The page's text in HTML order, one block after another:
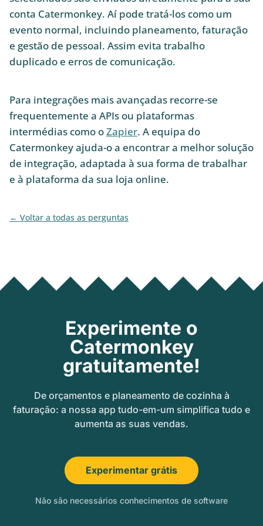
conta Catermonkey. Aí pode tratá-los como um
evento normal, incluindo planeamento, faturação
e gestão de pessoal. Assim evita trabalho
duplicado e erros de comunicação.
Para integrações mais avançadas recorre-se
frequentemente a APIs ou plataformas
intermédias como oZapier. A equipa do
Catermonkey ajuda-o a encontrar a melhor solução
de integração, adaptada à sua forma de trabalhar
e à plataforma da sua loja online.
Voltar a todas as perguntas
Experimente o
Catermonkey
gratuitamente!
De orçamentos e planeamento de cozinha à
faturação: a nossa app tudo-em-um simplifica tudo e
aumenta as suas vendas.
Experimentar grátis
Não são necessários conhecimentos de software